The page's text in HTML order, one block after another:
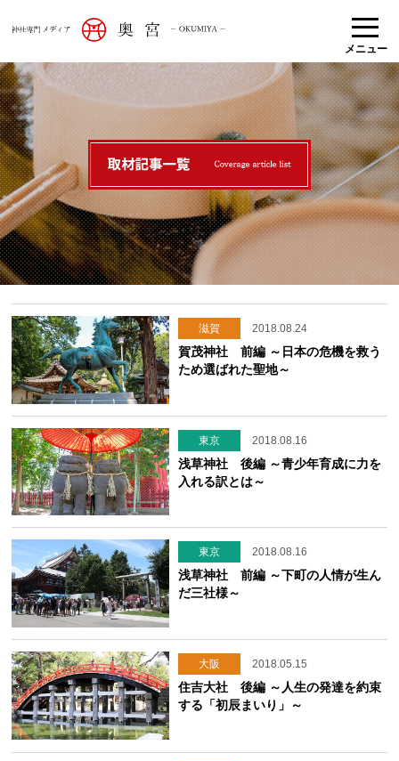
メニュー
滋賀 2018.08.24
賀茂神社 前編 ～日本の危機を救う
ため選ばれた聖地～
東京 2018.08.16
浅草神社 後編 ～青少年育成に力を
入れる訳とは～
東京 2018.08.16
浅草神社 前編 ～下町の人情が生ん
だ三社様～
大阪 2018.05.15
住吉大社 後編 ～人生の発達を約束
する「初辰まいり」～